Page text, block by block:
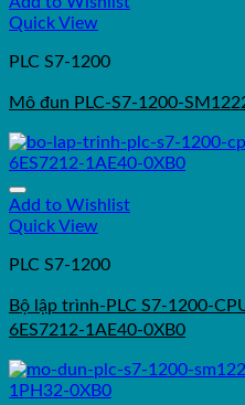
Quick View
PLC S7-1200
Mô đun PLC-S7-1200-
Add to Wishlist
Quick View
PLC S7-1200
Bộ lập trình-PLC S7-1200-
6ES7212-1AE40-0XB0